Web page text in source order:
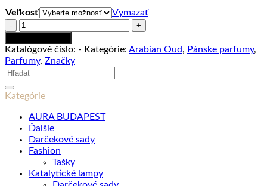
Veľkosť
Vymazať
množstvo
Yacht
Mood
Katalógové číslo: - Kategórie: Arabian Oud, Pánske parfumy,
Parfumy, Značky
Hľadať:
Kategórie
AURA BUDAPEST
Ďalšie
Darčekové sady
Fashion
Tašky
Katalytické lampy